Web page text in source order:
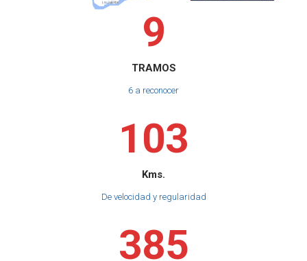
9
TRAMOS
6 a reconocer
103
Kms.
De velocidad y regularidad
385